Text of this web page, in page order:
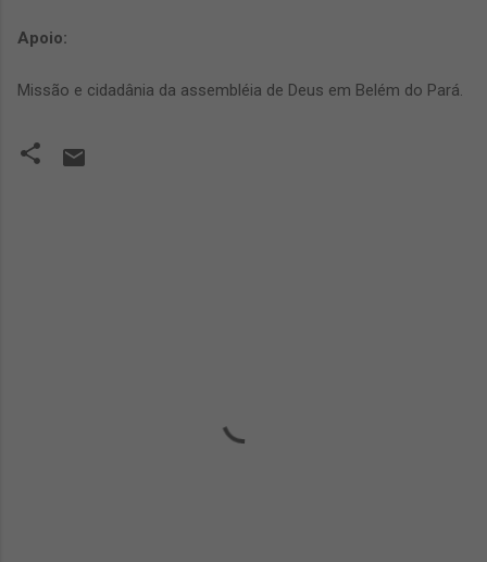
Apoio:
Missão e cidadânia da assembléia de Deus em Belém do Pará.